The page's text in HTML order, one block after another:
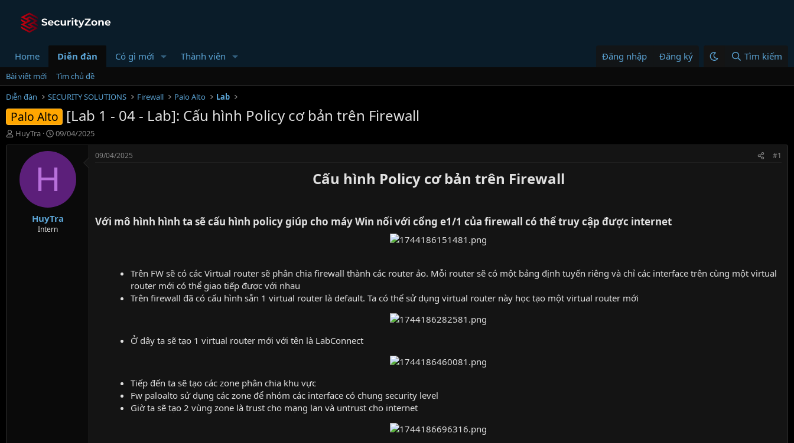
Home Diễn đàn Có gì mới Thành viên Đăng nhập Đăng ký Tìm kiếm
Bài viết mới
Tìm chủ đề
Diễn đàn
SECURITY SOLUTIONS Firewall Palo Alto Lab
Palo Alto [Lab 1 - 04 - Lab]: Cấu hình Policy cơ bản trên Firewall
T
h
HuyTra
N
g
à
09/04/2025
H
HuyTra
Intern
09/04/2025 #1
Cấu hình Policy cơ bản trên Firewall​
Với mô hình hình ta sẽ cấu hình policy giúp cho máy Win nối với cổng e1/1 của firewall có thể truy cập được internet​
Trên FW sẽ có các Virtual router sẽ phân chia firewall thành các router ảo. Mỗi router sẽ có một bảng định tuyến riêng và chỉ các interface trên cùng một virtual
router mới có thể giao tiếp được với nhau
Trên firewall đã có cấu hình sẵn 1 virtual router là default. Ta có thể sử dụng virtual router này học tạo một virtual router mới
Ở dây ta sẽ tạo 1 virtual router mới với tên là LabConnect
Tiếp đến ta sẽ tạo các zone phân chia khu vực
Fw paloalto sử dụng các zone để nhóm các interface có chung security level
Giờ ta sẽ tạo 2 vùng zone là trust cho mạng lan và untrust cho internet